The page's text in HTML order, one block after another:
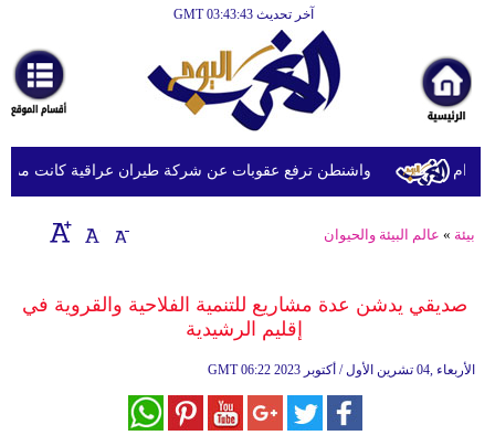
آخر تحديث GMT 03:43:43
أخبارعاجلة
رياضة
ثقافة
إقتصاد
وموسيقى
واشنطن ترفع عقوبات عن شركة طيران عراقية كانت مدرجة
بيئة » عالم البيئة والحيوان
صديقي يدشن عدة مشاريع للتنمية الفلاحية والقروية في
إقليم الرشيدية
GMT 06:22 2023 الأربعاء ,04 تشرين الأول / أكتوبر